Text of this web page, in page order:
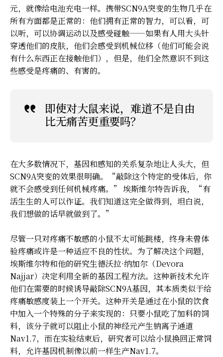
元，就像给电池充电一样。携带SCN9A突变的生物几乎在
所有方面都是正常的：他们拥有正常的智力，可以看，可
以听，可以协调运动以及感受碰触——如果有人用大头针
穿透他们的皮肤，他们会感受到机械位移（他们可能会说
有什么东西正在接触他们），但是，他们全然意识不到这
些感受是疼痛的、有害的。
即使对大鼠来说，难道不是自由
比无痛苦更重要吗？
在大多数情况下，基因和感知的关系复杂地让人头大，但
SCN9A突变的效果很明确。“敲除这个特定的受体后，你
就不会感受到任何机械疼痛。” 埃斯维尔特告诉我，“有
活生生的人可以作证。我们知道这完全做得到，坦白说，
我们想做的话早就做到了。”
尽管一只对疼痛不敏感的小鼠不太可能跳楼，终身未曾体
验疼痛或许是一种适应不良的性状。为了解决这个问题，
埃斯维尔特和他的研究生德沃拉·纳加尔（Devora
Najjar）决定利用全新的基因工程方法。这种新技术允许
他们在需要的时候诱导敲除SCN9A基因，其本质类似于给
疼痛敏感度装上一个开关。这种开关是通过在小鼠的饮食
中加入一个特殊的分子来实现的：只要小鼠吃了加料的饲
料，该分子就可以阻止小鼠的神经元产生钠离子通道
Nav1.7，而在实验结束后，研究者可以给小鼠换回正常饲
料，允许基因机制像以前一样生产Nav1.7。